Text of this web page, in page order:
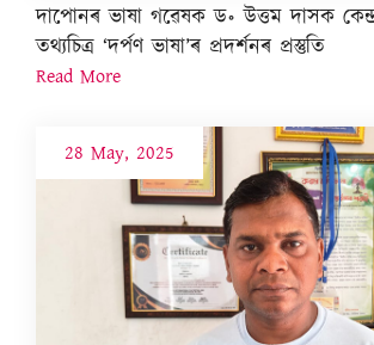
দাপোনৰ ভাষা গৱেষক ড॰ উত্তম দাসক
তথ্যচিত্ৰ ‘দৰ্পণ ভাষা’ৰ প্ৰদৰ্শনৰ প্ৰস্তুতি
Read More
28 May, 2025